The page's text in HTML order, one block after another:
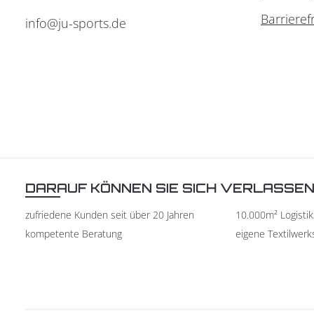
info@ju-sports.de
DARAUF KÖNNEN SIE SICH VERLASSEN
zufriedene Kunden seit über 20 Jahren
10.000m²
kompetente Beratung
eigene